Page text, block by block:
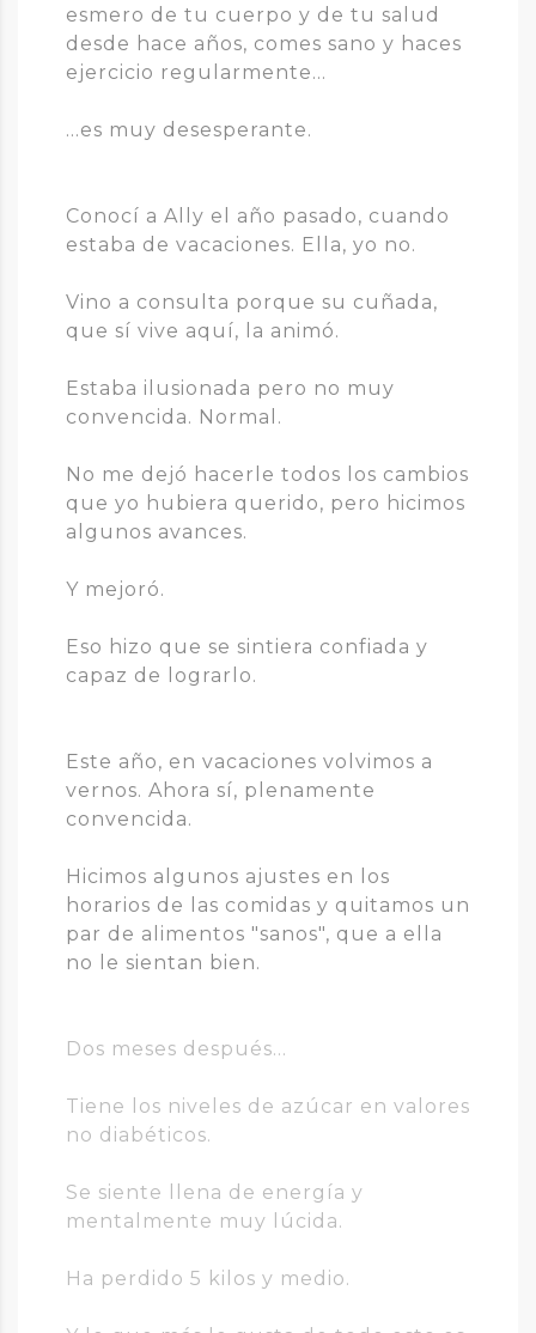
esmero de tu cuerpo y de tu salud
desde hace años, comes sano y haces
ejercicio regularmente...
...es muy desesperante.
Conocí a Ally el año pasado, cuando
estaba de vacaciones. Ella, yo no.
Vino a consulta porque su cuñada,
que sí vive aquí, la animó.
Estaba ilusionada pero no muy
convencida. Normal.
No me dejó hacerle todos los cambios
que yo hubiera querido, pero hicimos
algunos avances.
Y mejoró.
Eso hizo que se sintiera confiada y
capaz de lograrlo.
Este año, en vacaciones volvimos a
vernos. Ahora sí, plenamente
convencida.
Hicimos algunos ajustes en los
horarios de las comidas y quitamos un
par de alimentos "sanos", que a ella
no le sientan bien.
Dos meses después...
Tiene los niveles de azúcar en valores
no diabéticos.
Se siente llena de energía y
mentalmente muy lúcida.
Ha perdido 5 kilos y medio.